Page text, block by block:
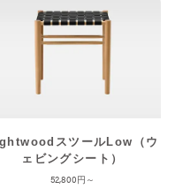
スツールLow（ウ
ェビングシート）
52,800